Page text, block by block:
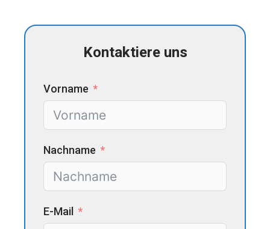
Kontaktiere uns
Vorname
Nachname
E-Mail